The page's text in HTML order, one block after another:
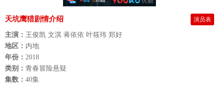
天坑鹰猎剧情介绍 演员表
主演： 王俊凯 文淇 蒋依依 叶筱玮 郑好
地区： 内地
年份： 2018
类别： 青春冒险悬疑
集数： 40集